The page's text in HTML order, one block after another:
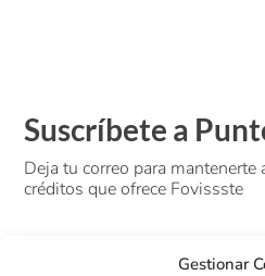
Gestionar
Suscríbete a
Deja tu correo para
créditos que ofrece Fovissste